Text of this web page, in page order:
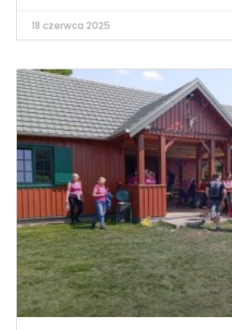
18 czerwca 2025